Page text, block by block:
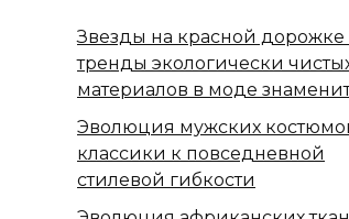
Звезды на красной дорожке
тренды экологически
материалов в моде
Эволюция мужских
классики к повседневной
стилевой гибкости